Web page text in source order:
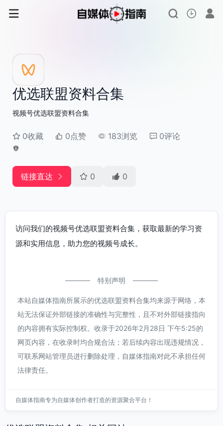
优选联盟资料合集
视频号优选联盟资料合集
0收藏 0点赞 183浏览 0评论
链接直达 0 0
访问我们的视频号优选联盟资料合集，获取最新的学习资
源和实用信息，助力您的视频号成长。
特别声明
本站自媒体指南所展示的优选联盟资料合集均来源于网络，本
站无法保证外部链接的准确性与完整性，且不对外部链接指向
的内容拥有实际控制权。收录于2026年2月28日 下午5:25的
网页内容，在收录时均合规合法；若后续内容出现违规情况，
可联系网站管理员进行删除处理，自媒体指南对此不承担任何
法律责任。
自媒体指南专为自媒体创作者打造的资源聚合平台！